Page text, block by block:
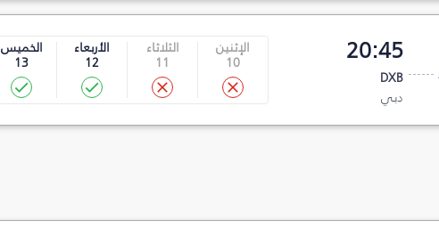
20:45
DXB
دبي
الإثنين
10
الثلاثاء
11
الأربعاء
12
الخميس
13